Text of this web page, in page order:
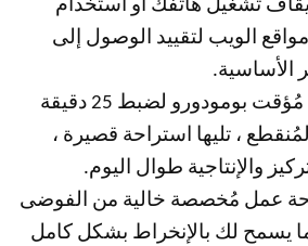
تشغيل هاتفك أو استخدام
الويب لتقييد الوصول إلى
الأساسية.
استخدم تطبيق مُؤقت بومودورو لضبط 25 دقيقة
، تليها استراحة قصيرة ،
والإنتاجية طوال اليوم.
عمل مُخصصة خالية من الفوضى
يسمح لك بالإنخراط بشكل كامل